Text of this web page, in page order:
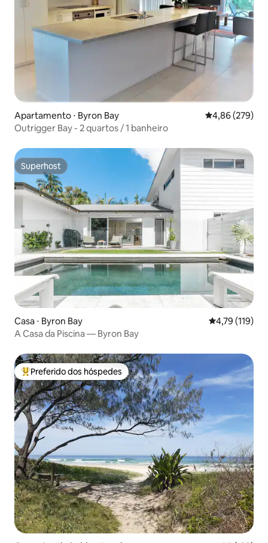
Apartamento ⋅ Byron Bay 4,86 de uma
4,86 (279)
Outrigger Bay - 2 quartos / 1 banheiro
Superhost
Superhost
Casa ⋅ Byron Bay 4,79 de uma
4,79 (119)
A Casa da Piscina — Byron Bay
Entre os melhores preferidos dos hóspedes
Preferido dos hóspedes